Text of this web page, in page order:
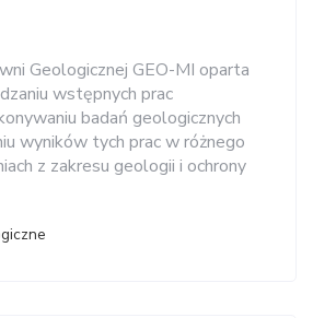
Geologicznej GEO-MI oparta
wstępnych prac
badań geologicznych
wyników tych prac w różnego
z zakresu geologii i ochrony